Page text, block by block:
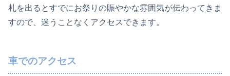
札を出るとすでにお祭りの賑やかな雰囲気が伝わってきま
すので、迷うことなくアクセスできます。
車でのアクセス